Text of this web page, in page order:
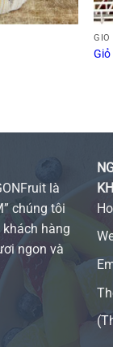
GIỎ
là
chúng tôi
hàng
ngon và